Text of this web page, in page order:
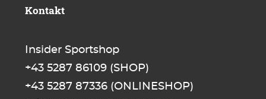
Kontakt
Insider Sportshop
+43 5287 86109 (SHOP)
+43 5287 87336 (ONLINESHOP)